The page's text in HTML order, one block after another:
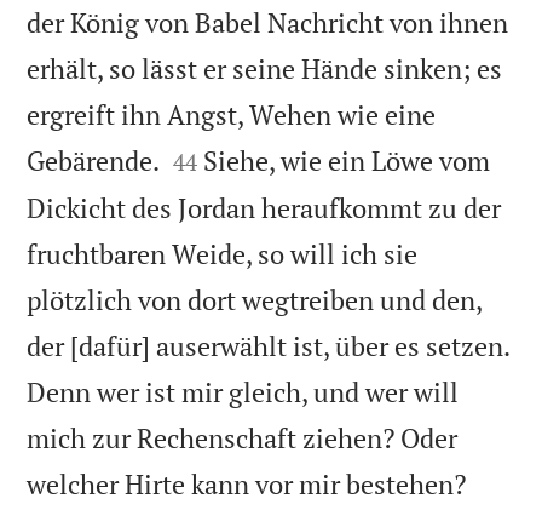
der König von Babel Nachricht von ihnen
erhält, so lässt er seine Hände sinken; es
ergreift ihn Angst, Wehen wie eine
Gebärende. 

44 Siehe, wie ein Löwe vom
Dickicht des Jordan heraufkommt zu der
fruchtbaren Weide, so will ich sie
plötzlich von dort wegtreiben und den,
der [dafür] auserwählt ist, über es setzen.
Denn wer ist mir gleich, und wer will
mich zur Rechenschaft ziehen? Oder
welcher Hirte kann vor mir bestehen?